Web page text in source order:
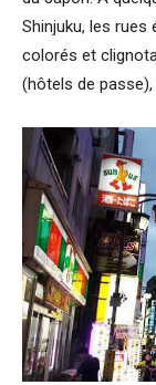
Shinjuku, les
colorés et
(hôtels de